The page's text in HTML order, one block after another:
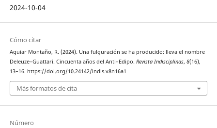
2024-10-04
Cómo citar
Aguiar Montaño, R. (2024). Una fulguración se ha producido: lleva el nombre
Deleuze–Guattari. Cincuenta años del Anti–Edipo. Revista Indisciplinas, 8(16),
13–16. https://doi.org/10.24142/indis.v8n16a1
Más formatos de cita
Número